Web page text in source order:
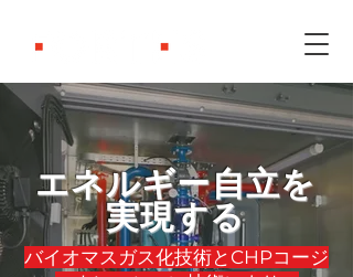
エネルギー自立を
実現する
バイオマスガス化技術とCHPコージ